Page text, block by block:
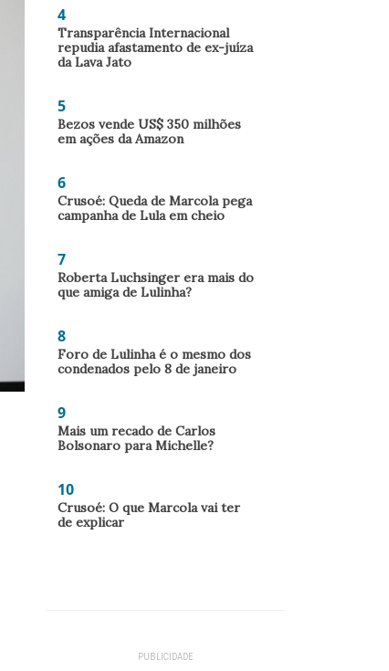
4
Transparência Internacional
repudia afastamento de ex-juíza
da Lava Jato
5
Bezos vende US$ 350 milhões
em ações da Amazon
6
Crusoé: Queda de Marcola pega
campanha de Lula em cheio
7
Roberta Luchsinger era mais do
que amiga de Lulinha?
8
Foro de Lulinha é o mesmo dos
condenados pelo 8 de janeiro
9
Mais um recado de Carlos
Bolsonaro para Michelle?
10
Crusoé: O que Marcola vai ter
de explicar